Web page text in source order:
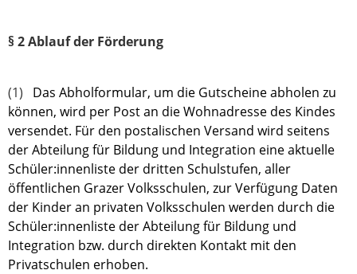
§ 2 Ablauf der Förderung
(1) Das Abholformular, um die Gutscheine abholen zu
können, wird per Post an die Wohnadresse des Kindes
versendet. Für den postalischen Versand wird seitens
der Abteilung für Bildung und Integration eine aktuelle
Schüler:innenliste der dritten Schulstufen, aller
öffentlichen Grazer Volksschulen, zur Verfügung Daten
der Kinder an privaten Volksschulen werden durch die
Schüler:innenliste der Abteilung für Bildung und
Integration bzw. durch direkten Kontakt mit den
Privatschulen erhoben.